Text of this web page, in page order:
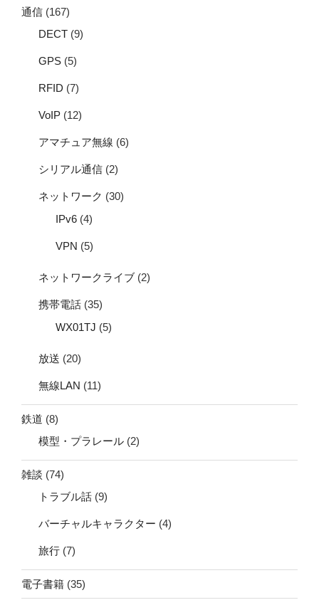
通信 (167)
DECT (9)
GPS (5)
RFID (7)
VoIP (12)
アマチュア無線 (6)
シリアル通信 (2)
ネットワーク (30)
IPv6 (4)
VPN (5)
ネットワークライブ (2)
携帯電話 (35)
WX01TJ (5)
放送 (20)
無線LAN (11)
鉄道 (8)
模型・プラレール (2)
雑談 (74)
トラブル話 (9)
バーチャルキャラクター (4)
旅行 (7)
電子書籍 (35)